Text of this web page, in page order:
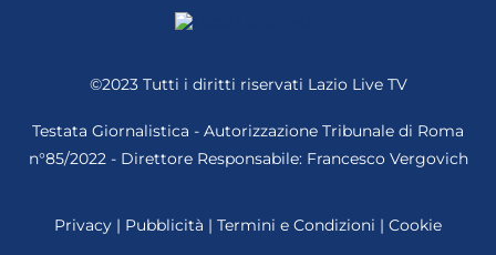
©2023 Tutti i diritti riservati Lazio Live TV
Testata Giornalistica - Autorizzazione Tribunale di Roma
n°85/2022 - Direttore Responsabile: Francesco Vergovich
Privacy | Pubblicità | Termini e Condizioni | Cookie